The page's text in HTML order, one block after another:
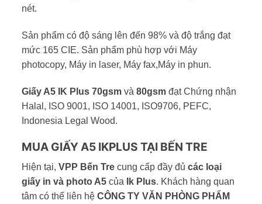
nét.
Sản phẩm có độ sáng lên đến 98% và độ trắng đạt
mức 165 CIE. Sản phẩm phù hợp với Máy
photocopy, Máy in laser, Máy fax,Máy in phun.
Giấy A5 IK Plus 70gsmvà 80gsmđạt Chứng nhận
Halal, ISO 9001, ISO 14001, ISO9706, PEFC,
Indonesia Legal Wood.
MUA GIẤY A5 IKPLUS TẠI BẾN TRE
Hiện tại, VPP Bến Trecung cấp đầy đủ các loại
giấy in và photo A5của Ik Plus. Khách hàng quan
tâm có thể liên hệ CÔNG TY VĂN PHÒNG PHẨM